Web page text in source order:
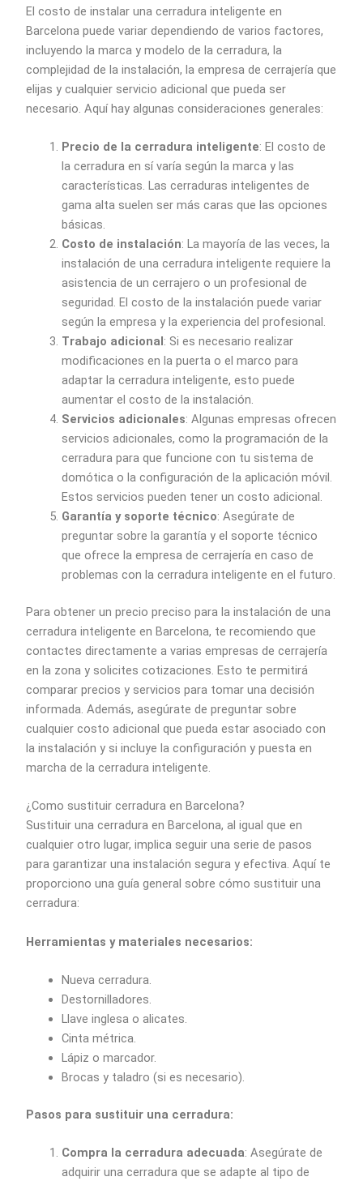
El costo de instalar una cerradura inteligente en
Barcelona puede variar dependiendo de varios factores,
incluyendo la marca y modelo de la cerradura, la
complejidad de la instalación, la empresa de cerrajería que
elijas y cualquier servicio adicional que pueda ser
necesario. Aquí hay algunas consideraciones generales:
Precio de la cerradura inteligente: El costo de
la cerradura en sí varía según la marca y las
características. Las cerraduras inteligentes de
gama alta suelen ser más caras que las opciones
básicas.
Costo de instalación: La mayoría de las veces, la
instalación de una cerradura inteligente requiere la
asistencia de un cerrajero o un profesional de
seguridad. El costo de la instalación puede variar
según la empresa y la experiencia del profesional.
Trabajo adicional: Si es necesario realizar
modificaciones en la puerta o el marco para
adaptar la cerradura inteligente, esto puede
aumentar el costo de la instalación.
Servicios adicionales: Algunas empresas ofrecen
servicios adicionales, como la programación de la
cerradura para que funcione con tu sistema de
domótica o la configuración de la aplicación móvil.
Estos servicios pueden tener un costo adicional.
Garantía y soporte técnico: Asegúrate de
preguntar sobre la garantía y el soporte técnico
que ofrece la empresa de cerrajería en caso de
problemas con la cerradura inteligente en el futuro.
Para obtener un precio preciso para la instalación de una
cerradura inteligente en Barcelona, te recomiendo que
contactes directamente a varias empresas de cerrajería
en la zona y solicites cotizaciones. Esto te permitirá
comparar precios y servicios para tomar una decisión
informada. Además, asegúrate de preguntar sobre
cualquier costo adicional que pueda estar asociado con
la instalación y si incluye la configuración y puesta en
marcha de la cerradura inteligente.
¿Como sustituir cerradura en Barcelona?
Sustituir una cerradura en Barcelona, al igual que en
cualquier otro lugar, implica seguir una serie de pasos
para garantizar una instalación segura y efectiva. Aquí te
proporciono una guía general sobre cómo sustituir una
cerradura:
Herramientas y materiales necesarios:
Nueva cerradura.
Destornilladores.
Llave inglesa o alicates.
Cinta métrica.
Lápiz o marcador.
Brocas y taladro (si es necesario).
Pasos para sustituir una cerradura:
Compra la cerradura adecuada: Asegúrate de
adquirir una cerradura que se adapte al tipo de